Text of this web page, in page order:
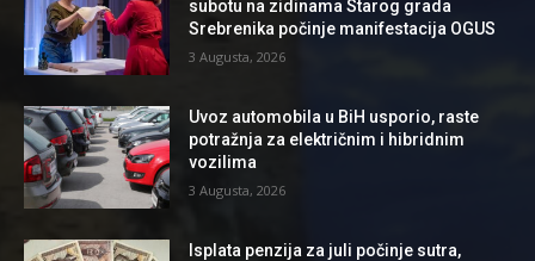
subotu na zidinama Starog grada
Srebrenika počinje manifestacija OGUS
3 Augusta, 2026
Uvoz automobila u BiH usporio, raste
potražnja za električnim i hibridnim
vozilima
3 Augusta, 2026
Isplata penzija za juli počinje sutra,